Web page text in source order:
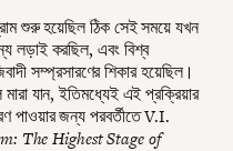
শুরু হয়েছিল ঠিক সেই সময়ে যখন
লড়াই করছিল, এবং বিশ্ব
সম্প্রসারণের শিকার হয়েছিল।
যান, ইতিমধ্যেই এই প্রক্রিয়ার
পাওয়ার জন্য পরবর্তীতে V.I.
The Highest Stage of